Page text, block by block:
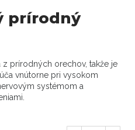
prírodný
z prírodných orechov, takže je
vnútorne pri vysokom
systémom a